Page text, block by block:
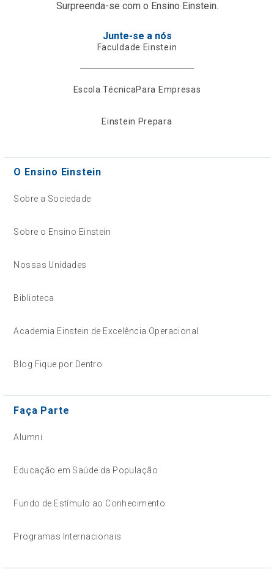
Surpreenda-se com o Ensino Einstein.
Junte-se a nós
Faculdade Einstein
Escola TécnicaPara Empresas
Einstein Prepara
O Ensino Einstein
Sobre a Sociedade
Sobre o Ensino Einstein
Nossas Unidades
Biblioteca
Academia Einstein de Excelência Operacional
Blog Fique por Dentro
Faça Parte
Alumni
Educação em Saúde da População
Fundo de Estímulo ao Conhecimento
Programas Internacionais